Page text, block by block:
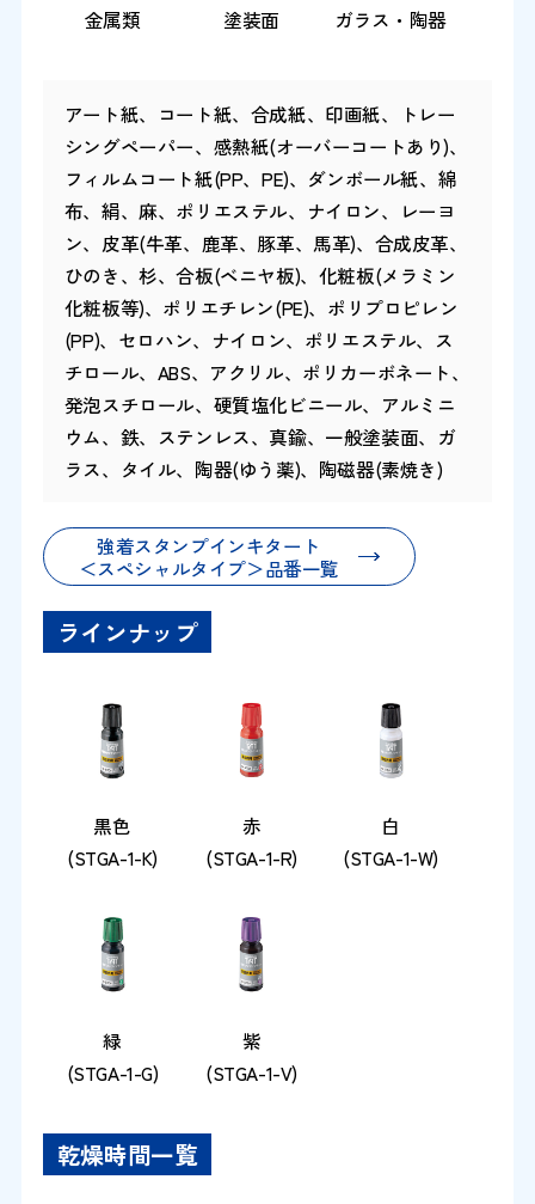
金属類 塗装面 ガラス・陶器
アート紙、コート紙、合成紙、印画紙、トレー
シングペーパー、感熱紙(オーバーコートあり)、
フィルムコート紙(PP、PE)、ダンボール紙、綿
布、絹、麻、ポリエステル、ナイロン、レーヨ
ン、皮革(牛革、鹿革、豚革、馬革)、合成皮革、
ひのき、杉、合板(ベニヤ板)、化粧板(メラミン
化粧板等)、ポリエチレン(PE)、ポリプロピレン
(PP)、セロハン、ナイロン、ポリエステル、ス
チロール、ABS、アクリル、ポリカーボネート、
発泡スチロール、硬質塩化ビニール、アルミニ
ウム、鉄、ステンレス、真鍮、一般塗装面、ガ
ラス、タイル、陶器(ゆう薬)、陶磁器(素焼き)
強着スタンプインキタート
＜スペシャルタイプ＞品番一覧
ラインナップ
黒色
(STGA-1-K)
赤
(STGA-1-R)
白
(STGA-1-W)
緑
(STGA-1-G)
紫
(STGA-1-V)
乾燥時間一覧